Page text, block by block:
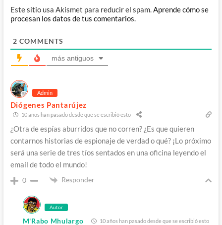
Este sitio usa Akismet para reducir el spam.Aprende cómo se
procesan los datos de tus comentarios.
2 COMMENTS
más antiguos
Admin
Diógenes Pantarújez
10 años han pasado desde que se escribió esto
¿Otra de espías aburridos que no corren? ¿Es que quieren
contarnos historias de espionaje de verdad o qué? ¡Lo próximo
será una serie de tres tíos sentados en una oficina leyendo el
email de todo el mundo!
0 Responder
Autor
M'Rabo Mhulargo 10 años han pasado desde que se escribió esto